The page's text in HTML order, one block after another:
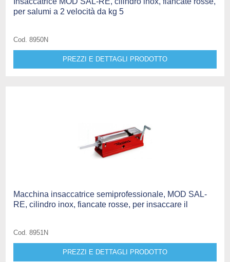
per salumi a 2 velocità da kg 5
Cod. 8950N
PREZZI E DETTAGLI PRODOTTO
Macchina insaccatrice semiprofessionale, MOD SAL-
RE, cilindro inox, fiancate rosse, per insaccare il
Cod. 8951N
PREZZI E DETTAGLI PRODOTTO